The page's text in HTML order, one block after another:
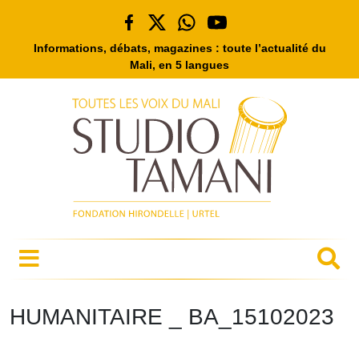
Informations, débats, magazines : toute l’actualité du
Mali, en 5 langues
HUMANITAIRE _ BA_15102023